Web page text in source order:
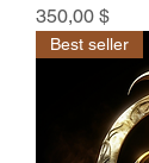
Цена
350,00 $
Best seller